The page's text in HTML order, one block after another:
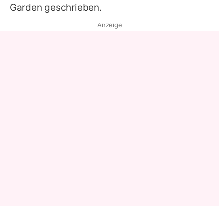
Garden geschrieben.
Anzeige